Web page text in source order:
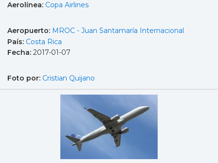
Aerolínea: Copa Airlines
Aeropuerto: MROC - Juan Santamaría Internacional
País: Costa Rica
Fecha: 2017-01-07
Foto por: Cristian Quijano